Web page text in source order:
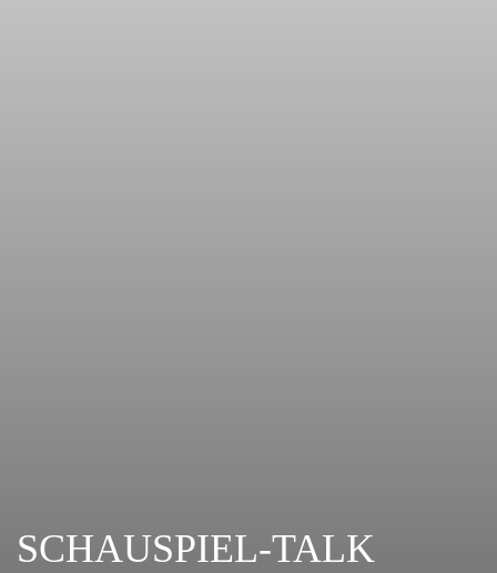
SCHAUSPIEL-TALK